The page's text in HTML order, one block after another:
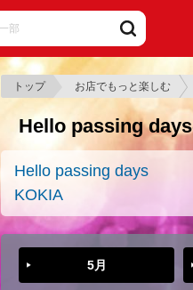
トップ お店でもっと楽しむ
Hello passing
Hello passing days
KOKIA
5月